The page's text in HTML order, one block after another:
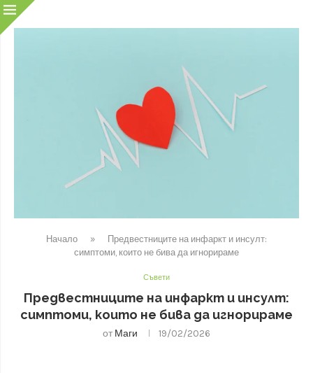
Начало »
Предвестниците на инфаркт и инсулт:
симптоми, които не бива да игнорираме
Съвети
Предвестниците на инфаркт и инсулт:
симптоми, които не бива да игнорираме
от Маги 19/02/2026